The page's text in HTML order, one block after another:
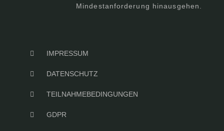
Mindestanforderung hinausgehen.
IMPRESSUM
DATENSCHUTZ
TEILNAHMEBEDINGUNGEN
GDPR